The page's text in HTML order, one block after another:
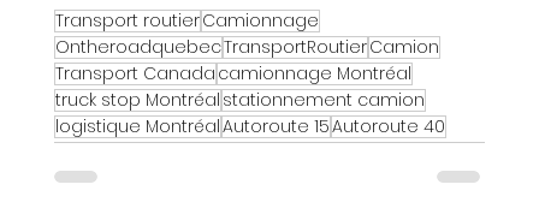
Transport routierCamionnage
OntheroadquebecTransportRoutierCamion
Transport Canada camionnage Montréal
truck stop Montréal stationnement camion
logistique MontréalAutoroute 15Autoroute 40